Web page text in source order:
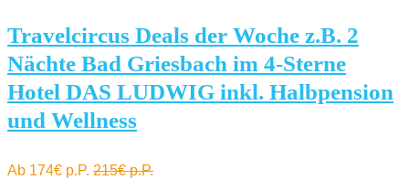
Travelcircus Deals der Woche z.B. 2
Nächte Bad Griesbach im 4-Sterne
Hotel DAS LUDWIG inkl. Halbpension
und Wellness
Ab 174€ p.P. 215€ p.P.